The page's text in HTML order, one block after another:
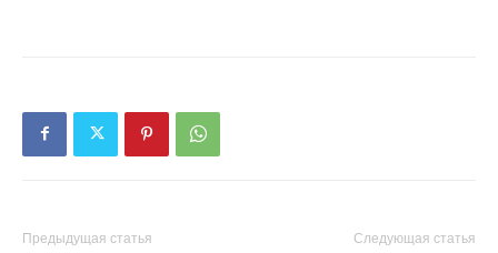
Предыдущая статья Следующая статья